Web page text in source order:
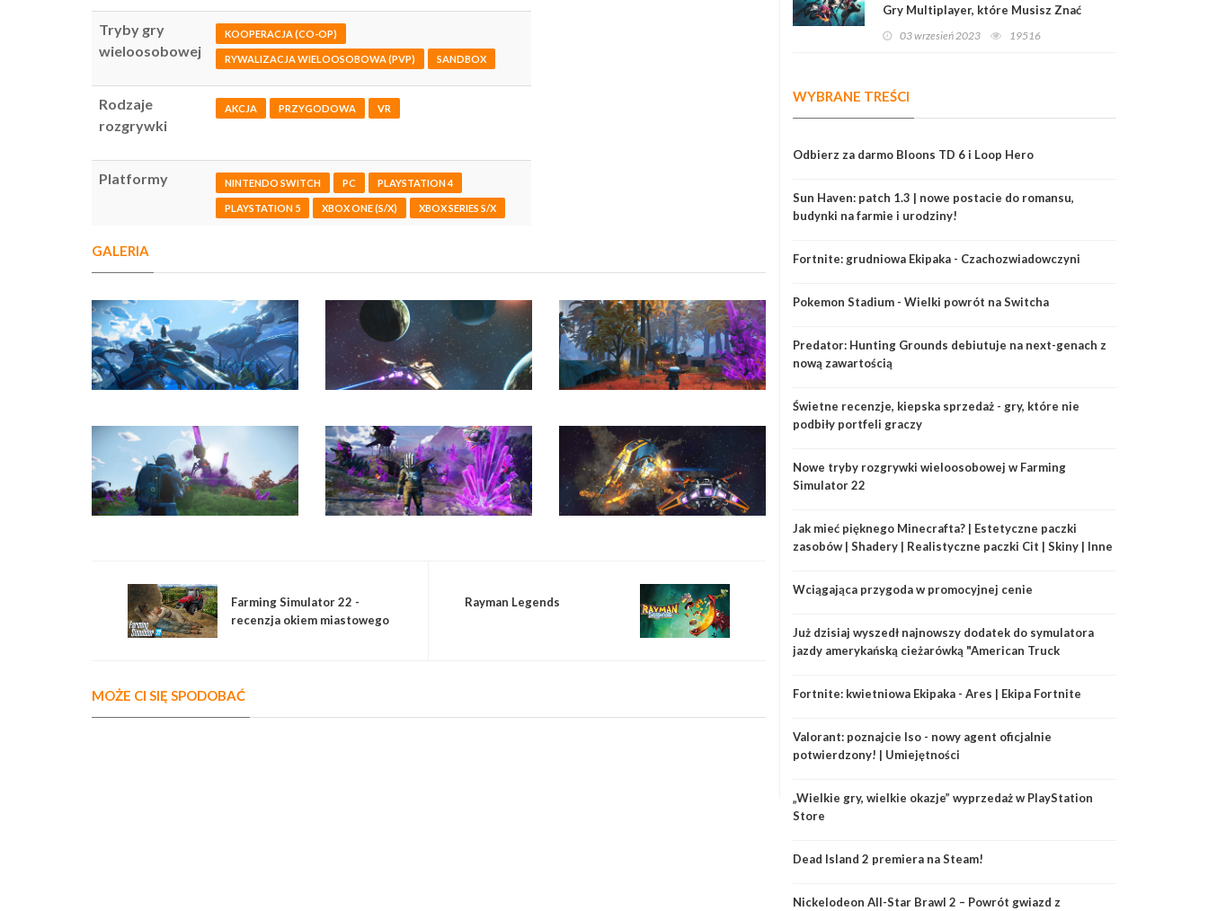
Tryby gry
wieloosobowej
KOOPERACJA (CO-OP)
RYWALIZACJA WIELOOSOBOWA (PVP) SANDBOX
Rodzaje
rozgrywki
AKCJA PRZYGODOWA VR
Platformy NINTENDO SWITCH PC PLAYSTATION 4
PLAYSTATION 5 XBOX ONE (S/X) XBOX SERIES S/X
GALERIA
Farming Simulator 22 -
recenzja okiem miastowego
Rayman Legends
MOŻE CI SIĘ SPODOBAĆ
Gry Multiplayer, które Musisz Znać
03 wrzesień 2023 19516
WYBRANE TREŚCI
Odbierz za darmo Bloons TD 6 i Loop Hero
Sun Haven: patch 1.3 | nowe postacie do romansu,
budynki na farmie i urodziny!
Fortnite: grudniowa Ekipaka - Czachozwiadowczyni
Pokemon Stadium - Wielki powrót na Switcha
Predator: Hunting Grounds debiutuje na next-genach z
nową zawartością
Świetne recenzje, kiepska sprzedaż - gry, które nie
podbiły portfeli graczy
Nowe tryby rozgrywki wieloosobowej w Farming
Simulator 22
Jak mieć pięknego Minecrafta? | Estetyczne paczki
zasobów | Shadery | Realistyczne paczki Cit | Skiny | Inne
Wciągająca przygoda w promocyjnej cenie
Już dzisiaj wyszedł najnowszy dodatek do symulatora
jazdy amerykańską cieżarówką "American Truck
Fortnite: kwietniowa Ekipaka - Ares | Ekipa Fortnite
Valorant: poznajcie Iso - nowy agent oficjalnie
potwierdzony! | Umiejętności
„Wielkie gry, wielkie okazje” wyprzedaż w PlayStation
Store
Dead Island 2 premiera na Steam!
Nickelodeon All-Star Brawl 2 – Powrót gwiazd z